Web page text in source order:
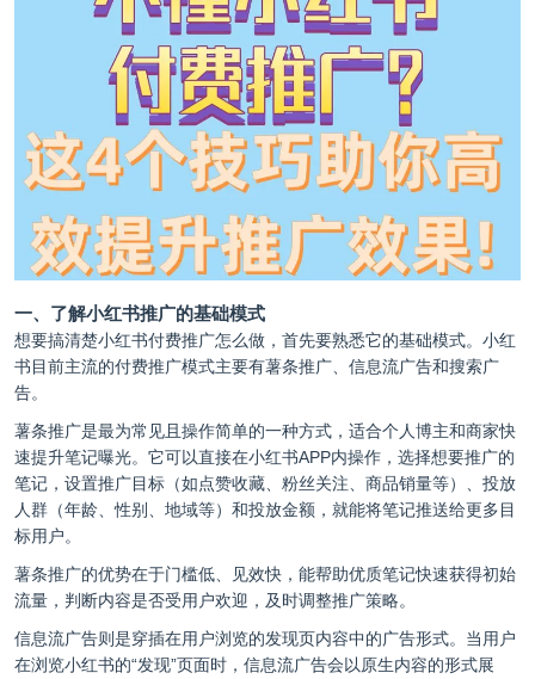
一、了解小红书推广的基础模式
想要搞清楚小红书付费推广怎么做，首先要熟悉它的基础模式。小红
书目前主流的付费推广模式主要有薯条推广、信息流广告和搜索广
告。
薯条推广是最为常见且操作简单的一种方式，适合个人博主和商家快
速提升笔记曝光。它可以直接在小红书APP内操作，选择想要推广的
笔记，设置推广目标（如点赞收藏、粉丝关注、商品销量等）、投放
人群（年龄、性别、地域等）和投放金额，就能将笔记推送给更多目
标用户。
薯条推广的优势在于门槛低、见效快，能帮助优质笔记快速获得初始
流量，判断内容是否受用户欢迎，及时调整推广策略。
信息流广告则是穿插在用户浏览的发现页内容中的广告形式。当用户
在浏览小红书的“发现”页面时，信息流广告会以原生内容的形式展